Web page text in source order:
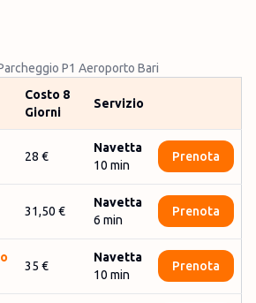
P1 Aeroporto Bari
Costo 8
Giorni
Servizio
28 €
Navetta
10 min
Prenota
31,50 €
Navetta
6 min
Prenota
35 €
Navetta
10 min
Prenota